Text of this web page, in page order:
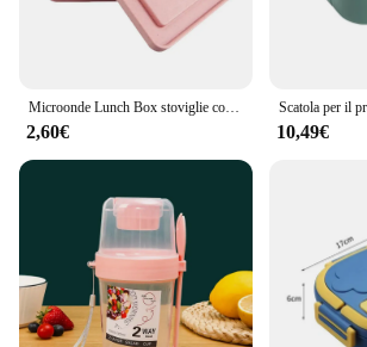
2,60€ 10,49€